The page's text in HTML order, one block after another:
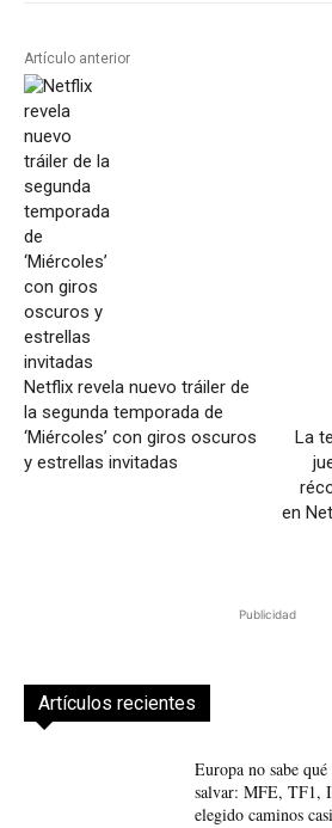
Artículo anterior
Netflix revela nuevo tráiler de
la segunda temporada de
‘Miércoles’ con giros oscuros
y estrellas invitadas
La
en
Publicidad
Artículos recientes
Europa no sabe
salvar: MFE, TF1,
elegido caminos